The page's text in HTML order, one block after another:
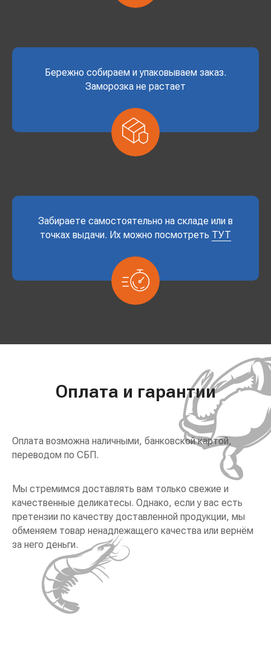
Бережно собираем и упаковываем заказ.
Заморозка не растает
Забираете самостоятельно на складе или в
точках выдачи. Их можно посмотреть ТУТ
Оплата и гарантии
Оплата возможна наличными, банковской картой,
переводом по СБП.
Мы стремимся доставлять вам только свежие и
качественные деликатесы. Однако, если у вас есть
претензии по качеству доставленной продукции, мы
обменяем товар ненадлежащего качества или вернём
за него деньги.